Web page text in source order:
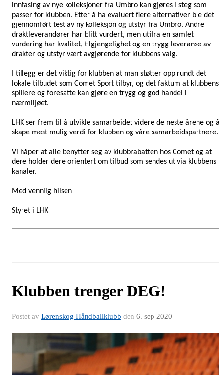
innfasing av nye kolleksjoner fra Umbro kan gjøres i steg som
passer for klubben. Etter å ha evaluert flere alternativer ble det
gjennomført test av ny kolleksjon og utstyr fra Umbro. Andre
draktleverandører har blitt vurdert, men utifra en samlet
vurdering har kvalitet, tilgjengelighet og en trygg leveranse av
drakter og utstyr vært avgjørende for klubbens valg.
I tillegg er det viktig for klubben at man støtter opp rundt det
lokale tilbudet som Comet Sport tilbyr, og det faktum at klubbens
spillere og foresatte kan gjøre en trygg og god handel i
nærmiljøet.
LHK ser frem til å utvikle samarbeidet videre de neste årene og å
skape mest mulig verdi for klubben og våre samarbeidspartnere.
Vi håper at alle benytter seg av klubbrabatten hos Comet og at
dere holder dere orientert om tilbud som sendes ut via klubbens
kanaler.
Med vennlig hilsen
Styret i LHK
Klubben trenger DEG!
Postet av Lørenskog Håndballklubb den 6. sep 2020